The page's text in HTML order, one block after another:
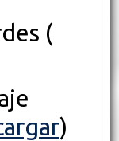
(
)